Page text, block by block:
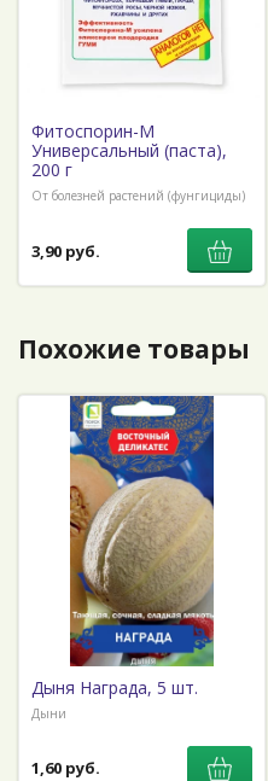
Фитоспорин-М
Универсальный (паста),
200 г
От болезней растений (фунгициды)
3,90 руб.
Похожие товары
Дыня Награда, 5 шт.
Дыни
1,60 руб.